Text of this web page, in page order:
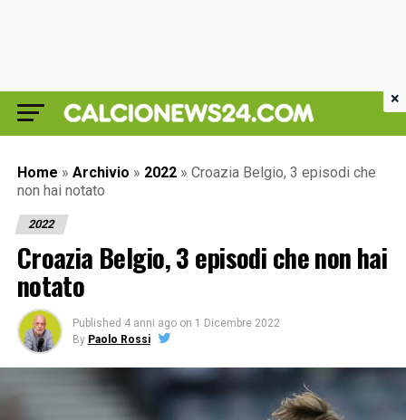
Home » Archivio » 2022 » Croazia Belgio, 3 episodi che
non hai notato
2022
Croazia Belgio, 3 episodi che non hai
notato
Published 4 anni ago on 1 Dicembre 2022
By Paolo Rossi
×